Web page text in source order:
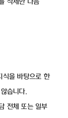
삭제한 다음
식을 바탕으로 한
습니다.
전체 또는 일부